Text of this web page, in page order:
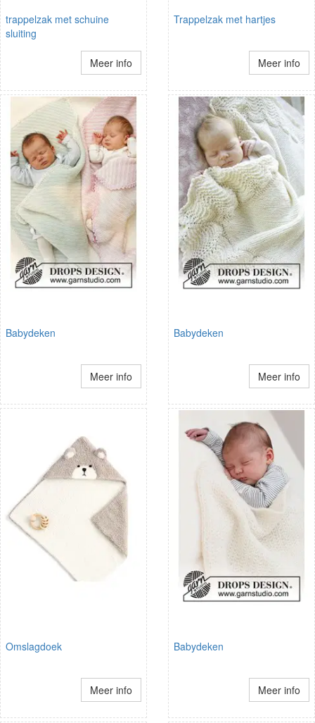
trappelzak met schuine
sluiting
Meer info
Trappelzak met hartjes
Meer info
Babydeken
Meer info
Babydeken
Meer info
Omslagdoek
Meer info
Babydeken
Meer info